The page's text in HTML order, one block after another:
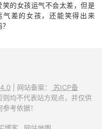
笑的女孩运气不会太差，但是
气差的女孩，还能笑得出来
| 网站备案：
苏ICP备
则均不代表站方观点，并仅供
考依据！